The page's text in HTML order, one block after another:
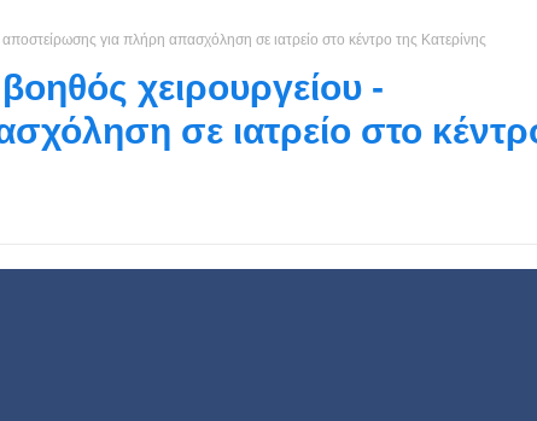
αποστείρωσης για πλήρη απασχόληση σε ιατρείο στο κέντρο της Κατερίνης
χειρουργείου -
σε ιατρείο στο